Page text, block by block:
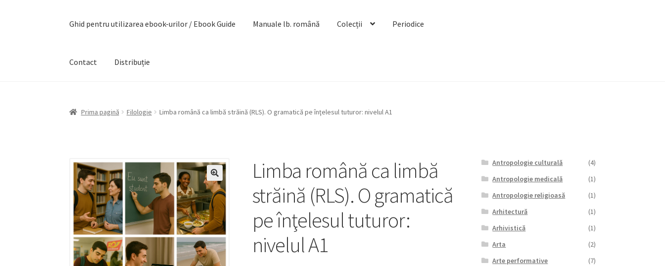
Ghid pentru utilizarea ebook-urilor / Ebook Guide Manuale lb. română Colecții Periodice
Contact Distribuție
Prima pagină Filologie Limba română ca limbă străină (RLS). O gramatică pe înţelesul tuturor: nivelul A1
Limba română ca limbă
străină (RLS). O gramatică
pe înţelesul tuturor:
nivelul A1
Antropologie culturală
(4)
Antropologie medicală
(1)
Antropologie religioasă
(1)
Arhitectură
(1)
Arhivistică
(1)
Arta
(2)
Arte performative
(7)